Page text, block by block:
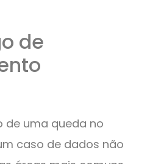
de
de uma queda no
caso de dados não